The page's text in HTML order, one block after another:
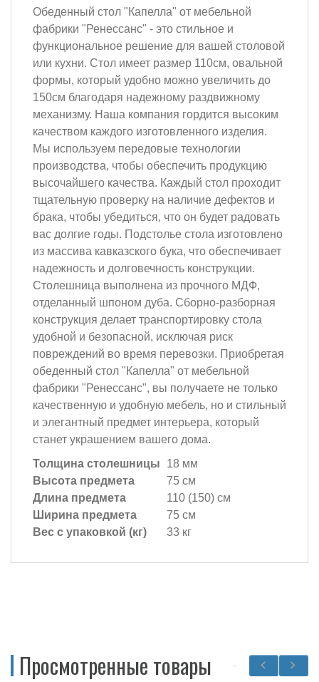
Обеденный стол "Капелла" от мебельной
фабрики "Ренессанс" - это стильное и
функциональное решение для вашей столовой
или кухни. Стол имеет размер 110см, овальной
формы, который удобно можно увеличить до
150см благодаря надежному раздвижному
механизму. Наша компания гордится высоким
качеством каждого изготовленного изделия.
Мы используем передовые технологии
производства, чтобы обеспечить продукцию
высочайшего качества. Каждый стол проходит
тщательную проверку на наличие дефектов и
брака, чтобы убедиться, что он будет радовать
вас долгие годы. Подстолье стола изготовлено
из массива кавказского бука, что обеспечивает
надежность и долговечность конструкции.
Столешница выполнена из прочного МДФ,
отделанный шпоном дуба. Сборно-разборная
конструкция делает транспортировку стола
удобной и безопасной, исключая риск
повреждений во время перевозки. Приобретая
обеденный стол "Капелла" от мебельной
фабрики "Ренессанс", вы получаете не только
качественную и удобную мебель, но и стильный
и элегантный предмет интерьера, который
станет украшением вашего дома.
Толщина столешницы
18 мм
Высота предмета
75 см
Длина предмета
110 (150) см
Ширина предмета
75 см
Вес с упаковкой (кг)
33 кг
Просмотренные товары